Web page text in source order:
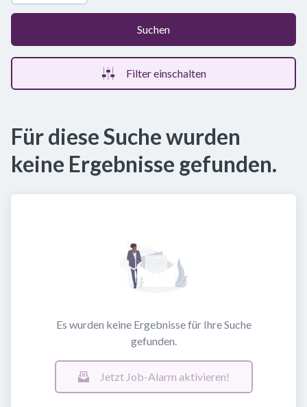
Suchen
Filter einschalten
Für diese Suche wurden
keine Ergebnisse gefunden.
Es wurden keine Ergebnisse für Ihre Suche
gefunden.
Jetzt Job-Alarm aktivieren!